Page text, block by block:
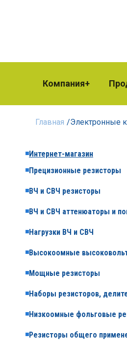
Компания
Главная /Электронные
Интернет-магазин
Прецизионные резисторы
ВЧ и СВЧ резисторы
ВЧ и СВЧ аттенюаторы и
Нагрузки ВЧ и СВЧ
Высокоомные
Мощные резисторы
Наборы резисторов,
Низкоомные фольговые
Резисторы общего